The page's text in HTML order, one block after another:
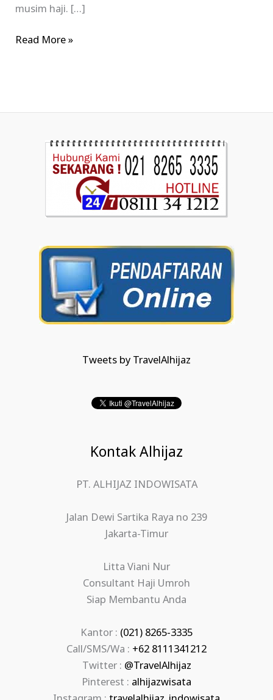
musim haji. […]
Read More »
Tweets by TravelAlhijaz
Kontak Alhijaz
PT. ALHIJAZ INDOWISATA
Jalan Dewi Sartika Raya no 239
Jakarta-Timur
Litta Viani Nur
Consultant Haji Umroh
Siap Membantu Anda
Kantor : (021) 8265-3335
Call/SMS/Wa : +62 8111341212
Twitter : @TravelAlhijaz
Pinterest : alhijazwisata